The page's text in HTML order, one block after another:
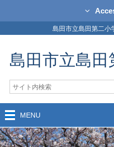
島田市立島田第二小
島田市立島
MENU